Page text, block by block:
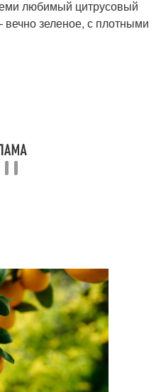
любимый цитрусовый
зеленое, с плотными